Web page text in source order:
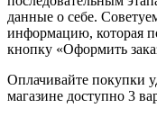
данные о себе.
информацию, которая
кнопку «Оформить
Оплачивайте покупки
магазине доступно 3